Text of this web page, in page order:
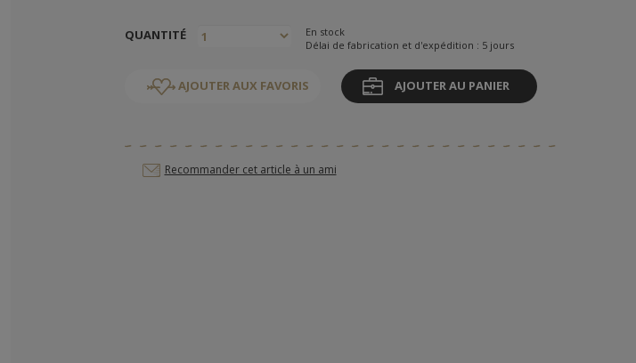
QUANTITÉ
En stock
Délai de fabrication et d'expédition : 5 jours
AJOUTER AUX FAVORIS AJOUTER AU PANIER
Recommander cet article à un ami